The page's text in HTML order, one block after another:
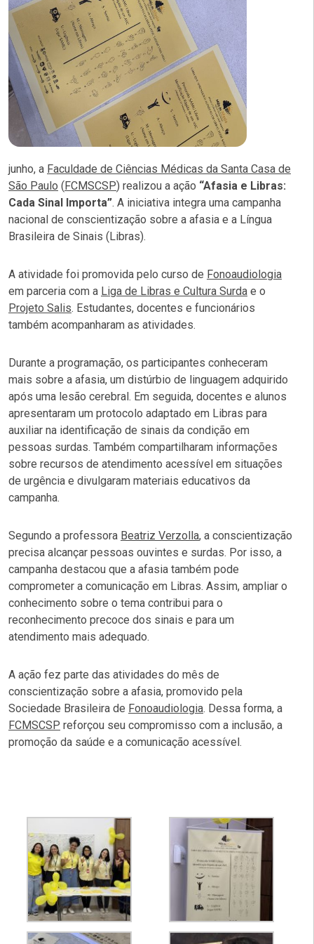
junho, a Faculdade de Ciências Médicas da Santa Casa de
São Paulo ( FCMSCSP) realizou a ação “Afasia e Libras:
Cada Sinal Importa”. A iniciativa integra uma campanha
nacional de conscientização sobre a afasia e a Língua
Brasileira de Sinais (Libras).
A atividade foi promovida pelo curso de Fonoaudiologia
em parceria com a Liga de Libras e Cultura Surda e o
Projeto Salis. Estudantes, docentes e funcionários
também acompanharam as atividades.
Durante a programação, os participantes conheceram
mais sobre a afasia, um distúrbio de linguagem adquirido
após uma lesão cerebral. Em seguida, docentes e alunos
apresentaram um protocolo adaptado em Libras para
auxiliar na identificação de sinais da condição em
pessoas surdas. Também compartilharam informações
sobre recursos de atendimento acessível em situações
de urgência e divulgaram materiais educativos da
campanha.
Segundo a professora Beatriz Verzolla, a conscientização
precisa alcançar pessoas ouvintes e surdas. Por isso, a
campanha destacou que a afasia também pode
comprometer a comunicação em Libras. Assim, ampliar o
conhecimento sobre o tema contribui para o
reconhecimento precoce dos sinais e para um
atendimento mais adequado.
A ação fez parte das atividades do mês de
conscientização sobre a afasia, promovido pela
Sociedade Brasileira de Fonoaudiologia. Dessa forma, a
FCMSCSP reforçou seu compromisso com a inclusão, a
promoção da saúde e a comunicação acessível.